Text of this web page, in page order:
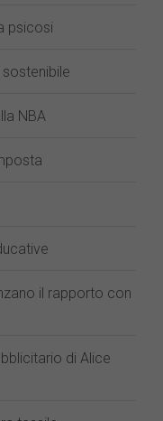
psicosi
NBA
il rapporto con
di Alice